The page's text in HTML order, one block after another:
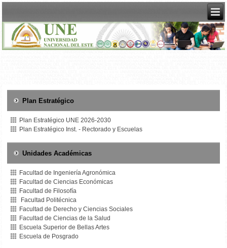
Plan Estratégico
Plan Estratégico UNE 2026-2030
Plan Estratégico Inst. - Rectorado y Escuelas
Unidades Académicas
Facultad de Ingeniería Agronómica
Facultad de Ciencias Económicas
Facultad de Filosofía
Facultad Politécnica
Facultad de Derecho y Ciencias Sociales
Facultad de Ciencias de la Salud
Escuela Superior de Bellas Artes
Escuela de Posgrado